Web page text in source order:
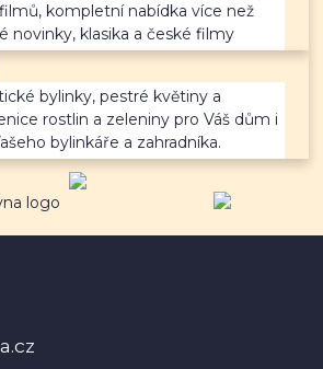
kompletní nabídka více než
novinky, klasika a české filmy
bylinky, pestré květiny a
rostlin a zeleniny pro Váš dům i
bylinkáře a zahradníka.